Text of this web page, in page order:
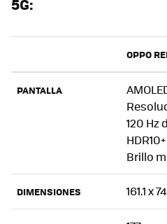
OPPO
PANTALLA
120 Hz
HDR10+
Brillo
DIMENSIONES 161.1 x